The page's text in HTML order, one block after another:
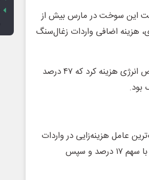
این سوخت در مارس بیش از
هزینه اضافی واردات زغال‌سنگ
ترکیه در سال ۲۰۲۵، حدود ۴۷ میلیارد دلار برای واردات خالص انرژی هزینه کرد که ۴۷ درصد
۱۵ میلیارد دلار، بزرگ‌ترین عامل هزینه‌زایی در واردات
انرژی این کشور به شمار می‌رود. پس از آن، بخش صنعت با سهم ۱۷ درصد و سپس